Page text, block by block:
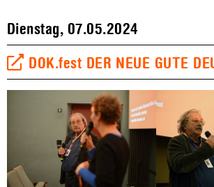
Dienstag, 07.05.2024
DOK.fest DER NEUE GUTE